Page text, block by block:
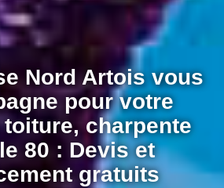
Nord Artois vous
pour votre
charpente
80 : Devis et
gratuits